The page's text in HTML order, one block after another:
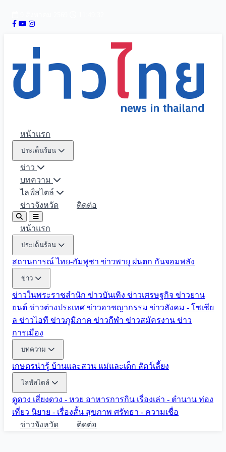
หน้าแรก
ประเด็นร้อน
ข่าว
บทความ
ไลฟ์สไตล์
ข่าวจังหวัด
ติดต่อ
หน้าแรก
ประเด็นร้อน
สถานการณ์ ไทย-กัมพูชา ข่าวพายุ ฝนตก กันจอมพลัง
ข่าว
ข่าวในพระราชสำนัก ข่าวบันเทิง ข่าวเศรษฐกิจ ข่าวยาน
ยนต์ ข่าวต่างประเทศ ข่าวอาชญากรรม ข่าวสังคม - โซเชีย
ล ข่าวไอที ข่าวภูมิภาค ข่าวกีฬา ข่าวสมัครงาน ข่าว
การเมือง
บทความ
เกษตรน่ารู้ บ้านและสวน แม่และเด็ก สัตว์เลี้ยง
ไลฟ์สไตล์
ดูดวง เสี่ยงดวง - หวย อาหารการกิน เรื่องเล่า - ตำนาน ท่อง
เที่ยว นิยาย - เรื่องสั้น สุขภาพ ศรัทธา - ความเชื่อ
ข่าวจังหวัด
ติดต่อ